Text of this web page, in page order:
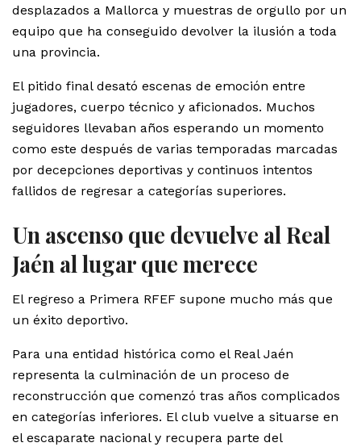
desplazados a Mallorca y muestras de orgullo por un
equipo que ha conseguido devolver la ilusión a toda
una provincia.
El pitido final desató escenas de emoción entre
jugadores, cuerpo técnico y aficionados. Muchos
seguidores llevaban años esperando un momento
como este después de varias temporadas marcadas
por decepciones deportivas y continuos intentos
fallidos de regresar a categorías superiores.
Un ascenso que devuelve al Real
Jaén al lugar que merece
El regreso a Primera RFEF supone mucho más que
un éxito deportivo.
Para una entidad histórica como el Real Jaén
representa la culminación de un proceso de
reconstrucción que comenzó tras años complicados
en categorías inferiores. El club vuelve a situarse en
el escaparate nacional y recupera parte del